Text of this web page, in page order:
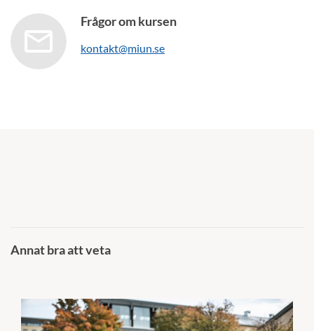
Frågor om kursen
kontakt@miun.se
Annat bra att veta